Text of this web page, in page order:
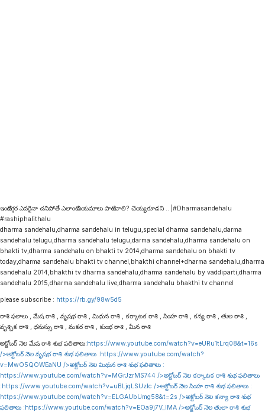
ఇంటిదగ్గర ఎవరైనా చనిపోతే ఎలాంటి నియమాలు పాటించాలి? చెయ్యకూడని .. |#Dharmasandehalu
#rashiphalithalu
dharma sandehalu,dharma sandehalu in telugu,special dharma sandehalu,darma
sandehalu telugu,dharma sandehalu telugu,darma sandehalu,dharma sandehalu on
bhakti tv,dharma sandehalu on bhakti tv 2014,dharma sandehalu on bhakti tv
today,dharma sandehalu bhakti tv channel,bhakthi channel+dharma sandehalu,dharma
sandehalu 2014,bhakthi tv dharma sandehalu,dharma sandehalu by vaddiparti,dharma
sandehalu 2015,dharma sandehalu live,dharma sandehalu bhakthi tv channel
please subscribe : https://rb.gy/98w5d5
రాశి ఫలాలు , మేష రాశి , వృషభ రాశి , మిథున రాశి , కర్కాటక రాశి , సింహ రాశి , కన్య రాశి , తుల రాశి ,
వృశ్చిక రాశి , ధనుస్సు రాశి , మకర రాశి , కుంభ రాశి , మీన రాశి
అక్టోబర్ నెల మేష రాశి శుభ ఫలితాలు:https://www.youtube.com/watch?v=eURu1tLrq08&t=16s
/>అక్టోబర్ నెల వృషభ రాశి శుభ ఫలితాలు :https://www.youtube.com/watch?
v=MwO5QOWEaNU />అక్టోబర్ నెల మిథున రాశి శుభ ఫలితాలు :
https://www.youtube.com/watch?v=MGrJzrMS744 />అక్టోబర్ నెల కర్కాటక రాశి శుభ ఫలితాలు
:https://www.youtube.com/watch?v=uBLjqLSUzIc />అక్టోబర్ నెల సింహ రాశి శుభ ఫలితాలు :
https://www.youtube.com/watch?v=ELGAUbUmg58&t=2s />అక్టోబర్ నెల కన్యా రాశి శుభ
ఫలితాలు :https://www.youtube.com/watch?v=EOa9j7V_lMA />అక్టోబర్ నెల తులా రాశి శుభ